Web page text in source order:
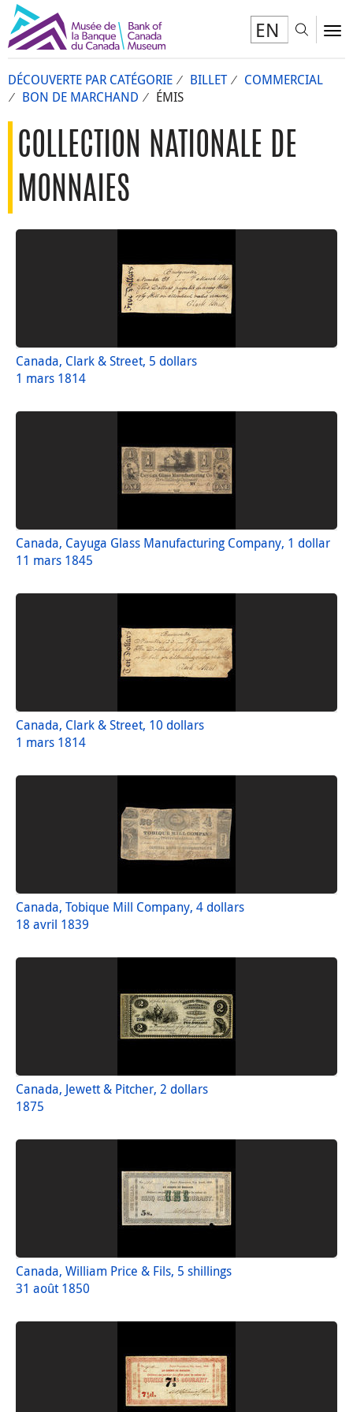
EN
DÉCOUVERTE PAR CATÉGORIE BILLET
COMMERCIAL
BON DE MARCHAND
ÉMIS
COLLECTION NATIONALE DE
MONNAIES
Canada, Clark & Street, 5 dollars
1 mars 1814
Canada, Cayuga Glass Manufacturing Company, 1 dollar
11 mars 1845
Canada, Clark & Street, 10 dollars
1 mars 1814
Canada, Tobique Mill Company, 4 dollars
18 avril 1839
Canada, Jewett & Pitcher, 2 dollars
1875
Canada, William Price & Fils, 5 shillings
31 août 1850